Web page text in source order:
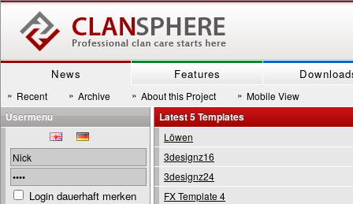
News Features
» Recent » Archive » About this Project » Mobile View
Latest 5 Templates
Löwen
3designz16
3designz24
FX Template 4
Usermenu
Login dauerhaft merken